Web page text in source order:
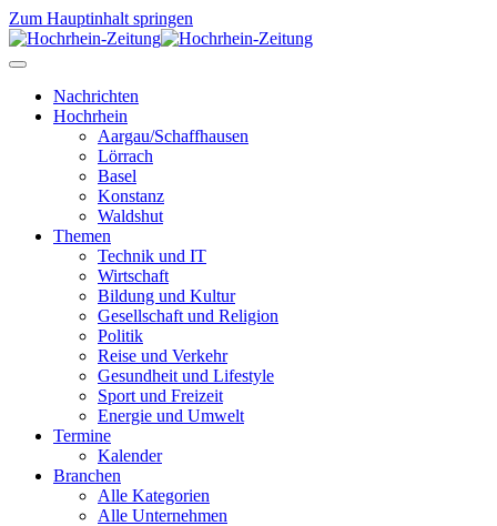
Zum Hauptinhalt springen
Nachrichten
Hochrhein
Aargau/Schaffhausen
Lörrach
Basel
Konstanz
Waldshut
Themen
Technik und IT
Wirtschaft
Bildung und Kultur
Gesellschaft und Religion
Politik
Reise und Verkehr
Gesundheit und Lifestyle
Sport und Freizeit
Energie und Umwelt
Termine
Kalender
Branchen
Alle Kategorien
Alle Unternehmen